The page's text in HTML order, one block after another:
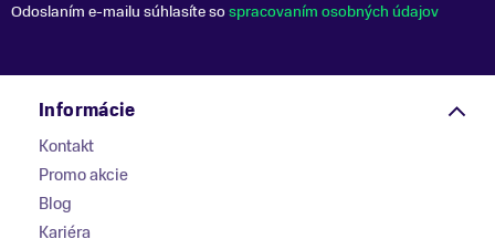
Odoslaním e-mailu súhlasíte sospracovaním osobných údajov
Informácie
Kontakt
Promo akcie
Blog
Kariéra